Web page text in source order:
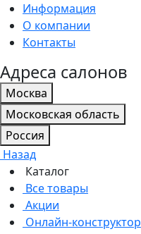
Информация
О компании
Контакты
Адреса салонов
Москва
Московская область
Россия
Назад
Каталог
Все товары
Акции
Онлайн-конструктор